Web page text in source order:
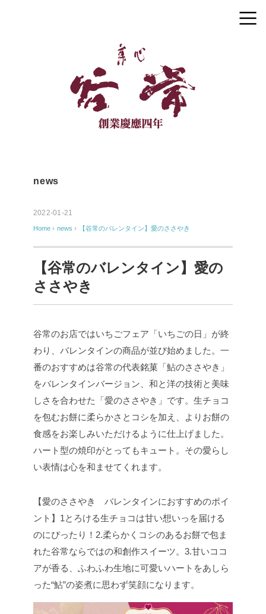
news
2022-01-21
Home › news › 【谷常のバレンタイン】愛のささやき
【谷常のバレンタイン】愛の
ささやき
谷常のお店ではいちごフェア「いちごの日」が終
わり、バレンタインの商品が並び始めました。 一
番のおすすめは谷常の代表銘菓「鮎のささやき」
をバレンタインバージョン、和と洋の技術と美味
しさを合わせた「愛のささやき」です。 生チョコ
を包むお餅に柔らかさとコシを加え、よりお餅の
食感をお楽しみいただけるように仕上げました。
ハート型の焼印がとってもキュート。その愛らし
い表情は心を和ませてくれます。
【愛のささやき バレンタインにおすすめのポイ
ント】 1とろける生チョコは甘い想いっを届ける
のにぴったり！ 2.柔らかくコシのあるお餅で包ま
れた谷常ならではの和創作スイーツ。 3.甘いココ
アが香る、ふわふわ生地に可愛いハートをあしら
った“鮎”の姿煮に思わず笑顔になります。